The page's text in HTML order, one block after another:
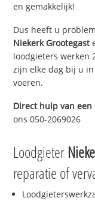
en gemakkelijk!
Dus heeft u
Niekerk Grootegast
loodgieters werken
zijn elke dag bij u
voeren.
Direct hulp van
ons 050-2069026
Loodgieter
reparatie of